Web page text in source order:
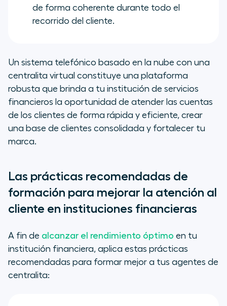
de forma coherente durante todo el
recorrido del cliente.
Un sistema telefónico basado en la nube con una
centralita virtual constituye una plataforma
robusta que brinda a tu institución de servicios
financieros la oportunidad de atender las cuentas
de los clientes de forma rápida y eficiente, crear
una base de clientes consolidada y fortalecer tu
marca.
Las prácticas recomendadas de
formación para mejorar la atención al
cliente en instituciones financieras
A fin de alcanzar el rendimiento óptimo en tu
institución financiera, aplica estas prácticas
recomendadas para formar mejor a tus agentes de
centralita: